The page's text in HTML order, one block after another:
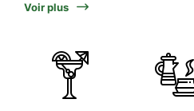
Voir plus